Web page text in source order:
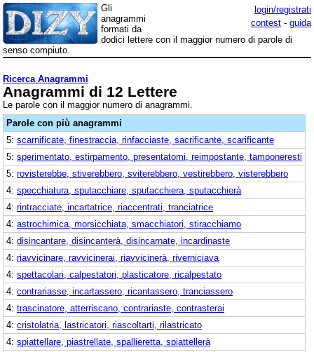
login/registrati
contest - guida
Gli
anagrammi
formati da
dodici lettere con il maggior numero di parole di
senso compiuto.
Ricerca Anagrammi
Anagrammi di 12 Lettere
Le parole con il maggior numero di anagrammi.
Parole con più anagrammi
5: scarnificate, finestraccia, rinfacciaste, sacrificante, scarificante
5: sperimentato, estirpamento, presentatomi, reimpostante, tamponeresti
5: rovisterebbe, stiverebbero, sviterebbero, vestirebbero, visterebbero
4: specchiatura, sputacchiare, sputacchiera, sputacchierà
4: rintracciate, incartatrice, riaccentrati, tranciatrice
4: astrochimica, morsicchiata, smacchiatori, stiracchiamo
4: disincantare, disincanterà, disincarnate, incardinaste
4: riavvicinare, ravvicinerai, riavvicinerà, riverniciava
4: spettacolari, calpestatori, plasticatore, ricalpestato
4: contrariasse, incartassero, ricantassero, tranciassero
4: trascinatore, atterriscano, contrariaste, contrasterai
4: cristolatria, lastricatori, riascoltarti, rilastricato
4: spiattellare, piastrellate, spallieretta, spiattellerà